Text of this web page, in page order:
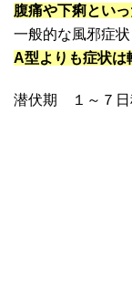
腹痛や下痢とい
一般的な風邪症
A型よりも症状は
潜伏期 １～７日